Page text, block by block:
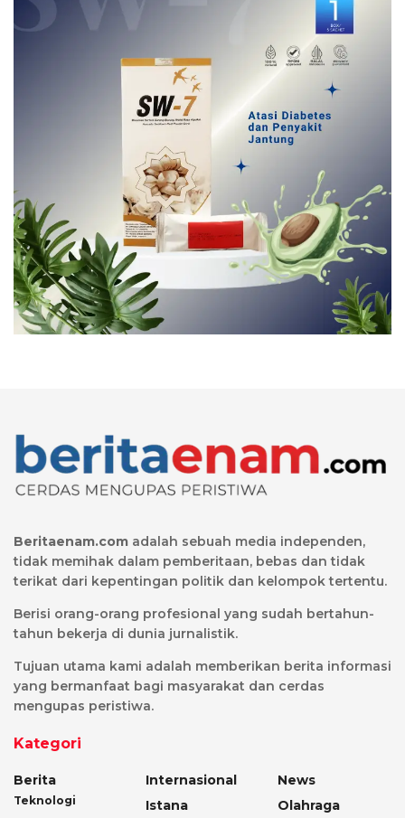
Beritaenam.com adalah sebuah media independen,
tidak memihak dalam pemberitaan, bebas dan tidak
terikat dari kepentingan politik dan kelompok tertentu.
Berisi orang-orang profesional yang sudah bertahun-
tahun bekerja di dunia jurnalistik.
Tujuan utama kami adalah memberikan berita informasi
yang bermanfaat bagi masyarakat dan cerdas
mengupas peristiwa.
Kategori
Berita
Teknologi
Internasional
Istana
News
Olahraga